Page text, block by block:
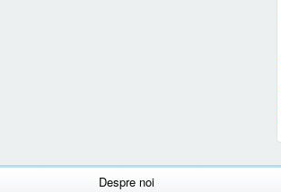
Despre noi